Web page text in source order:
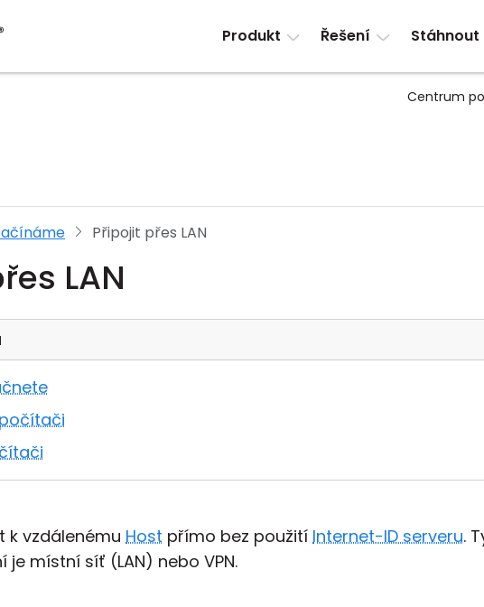
Produkt Řešení Stáhnout
Centrum
Připojit přes LAN
LAN
k vzdálenému Host přímo bez použití Internet-ID serveru.
místní síť (LAN) nebo VPN.